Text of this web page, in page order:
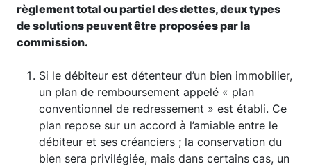
règlement total ou partiel des dettes, deux types
de solutions peuvent être proposées par la
commission.
Si le débiteur est détenteur d’un bien immobilier,
un plan de remboursement appelé « plan
conventionnel de redressement » est établi. Ce
plan repose sur un accord à l’amiable entre le
débiteur et ses créanciers ; la conservation du
bien sera privilégiée, mais dans certains cas, un